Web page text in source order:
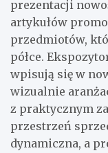
prezentacji
artykułów
przedmiotów,
półce.
wpisują się w
wizualnie
z praktycznym
przestrzeń
dynamiczna, a